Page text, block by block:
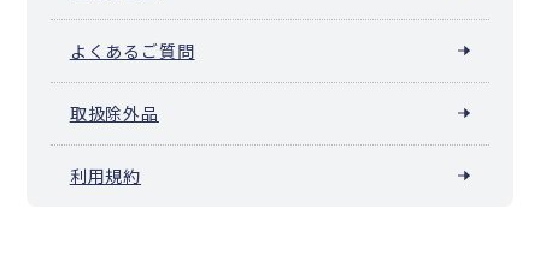
よくあるご質問
取扱除外品
利用規約